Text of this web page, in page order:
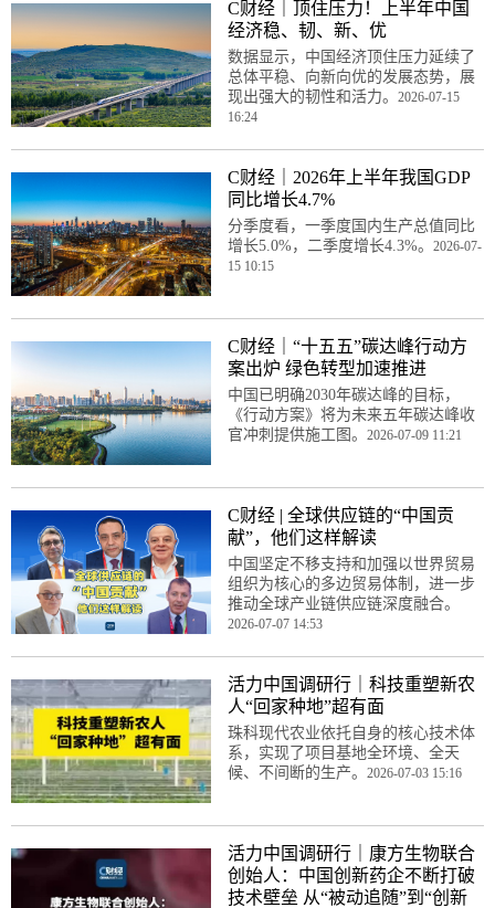
C财经｜顶住压力！上半年中国
经济稳、韧、新、优
数据显示，中国经济顶住压力延续了
总体平稳、向新向优的发展态势，展
现出强大的韧性和活力。 2026-07-15
16:24
C财经｜2026年上半年我国GDP
同比增长4.7%
分季度看，一季度国内生产总值同比
增长5.0%，二季度增长4.3%。 2026-07-
15 10:15
C财经｜“十五五”碳达峰行动方
案出炉 绿色转型加速推进
中国已明确2030年碳达峰的目标，
《行动方案》将为未来五年碳达峰收
官冲刺提供施工图。 2026-07-09 11:21
C财经 | 全球供应链的“中国贡
献”，他们这样解读
中国坚定不移支持和加强以世界贸易
组织为核心的多边贸易体制，进一步
推动全球产业链供应链深度融合。
2026-07-07 14:53
活力中国调研行｜科技重塑新农
人“回家种地”超有面
珠科现代农业依托自身的核心技术体
系，实现了项目基地全环境、全天
候、不间断的生产。 2026-07-03 15:16
活力中国调研行｜康方生物联合
创始人：中国创新药企不断打破
技术壁垒 从“被动追随”到“创新